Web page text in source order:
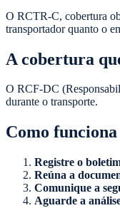
O RCTR-C, cobertura
transportador quanto o
A cobertura
O RCF-DC
durante o transporte.
Como
Registre o
Reúna a
Comunique a
Aguarde a